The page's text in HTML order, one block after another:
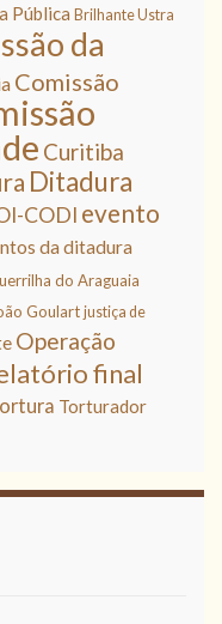
Pública Brilhante Ustra
da
Comissão
Curitiba
Ditadura
CODI evento
da ditadura
do Araguaia
Goulartjustiça de
Operação
final
Torturador